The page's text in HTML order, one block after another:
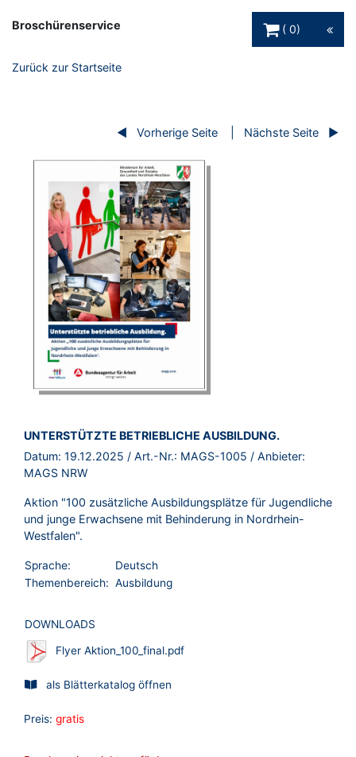
Broschürenservice
0
Zurück zur Startseite
Vorherige Seite Nächste Seite
BROSCHÜRE:
UNTERSTÜTZTE BETRIEBLICHE AUSBILDUNG.
Datum: 19.12.2025 / Art.-Nr.: MAGS-1005 / Anbieter:
MAGS NRW
Aktion "100 zusätzliche Ausbildungsplätze für Jugendliche
und junge Erwachsene mit Behinderung in Nordrhein-
Westfalen".
Sprache:
Deutsch
Themenbereich: Ausbildung
DOWNLOADS
Flyer Aktion_100_final.pdf
als Blätterkatalog öffnen
Preis: gratis